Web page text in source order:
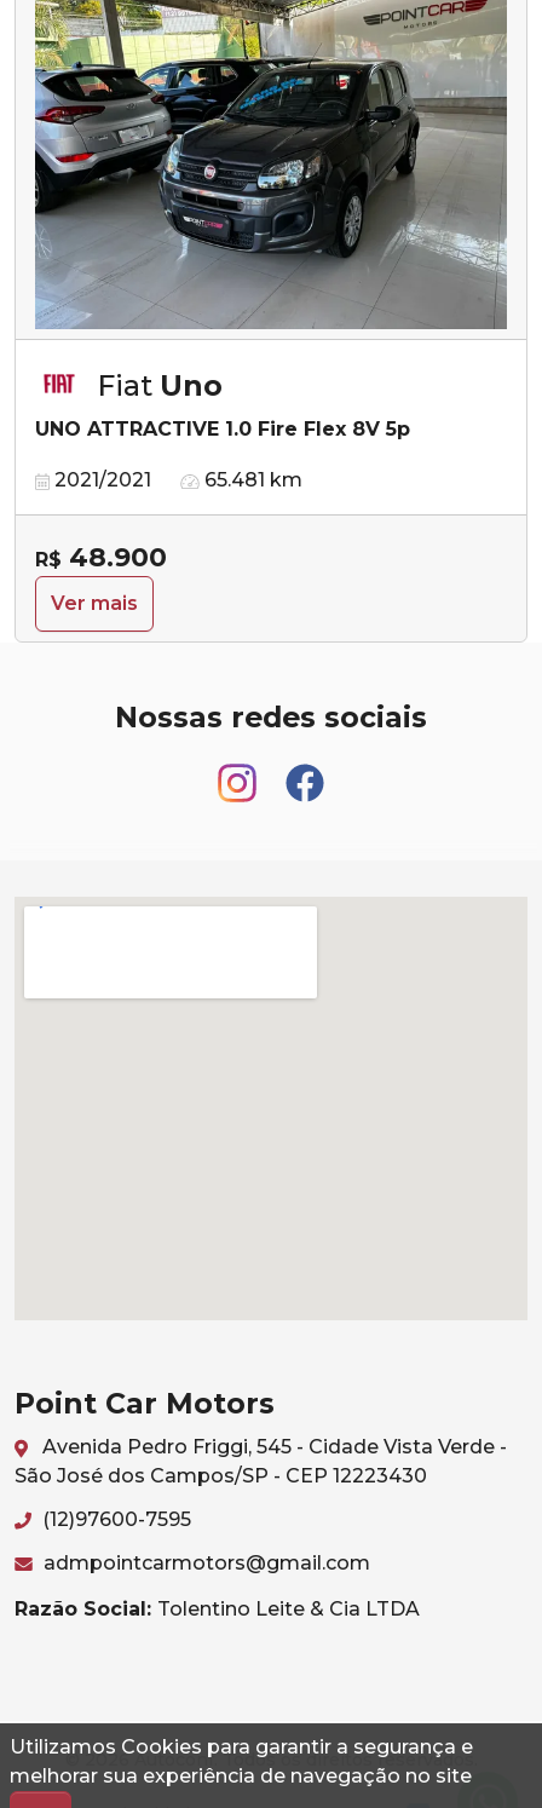
Utilizamos Cookies para garantir a segurança e
melhorar sua experiência de navegação no site
Fiat Uno
UNO ATTRACTIVE 1.0 Fire Flex 8V 5p
2021/2021 65.481 km
R$ 48.900
Ver mais
Nossas redes sociais
Point Car Motors
Avenida Pedro Friggi, 545 - Cidade Vista Verde -
São José dos Campos/SP - CEP 12223430
(12)97600-7595
admpointcarmotors@gmail.com
Razão Social: Tolentino Leite & Cia LTDA
© 2026 Autoconf. Todos os direitos reservados.